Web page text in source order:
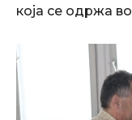
која се одржа